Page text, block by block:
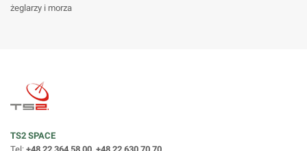
żeglarzy i morza
TS2 SPACE